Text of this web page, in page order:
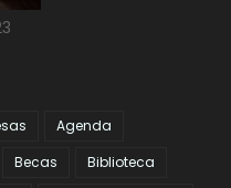
Agenda
Becas
Biblioteca